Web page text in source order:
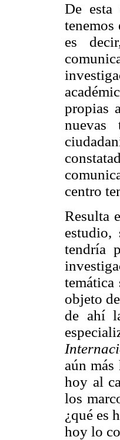
De esta
tenemos
es
propias
nuevas
centro
Resulta
tendría
temática
objeto
de ahí
aún
hoy al
los
¿qué es
hoy lo